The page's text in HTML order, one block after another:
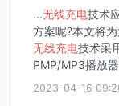
...无线充电技术
方案呢?本文将
无线充电技术采
PMP/MP3播放
2023-04-16